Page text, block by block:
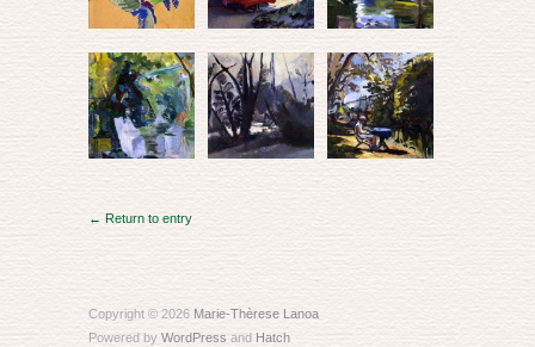
← Return to entry
Copyright © 2026 Marie-Thèrese Lanoa
Powered by WordPressand Hatch